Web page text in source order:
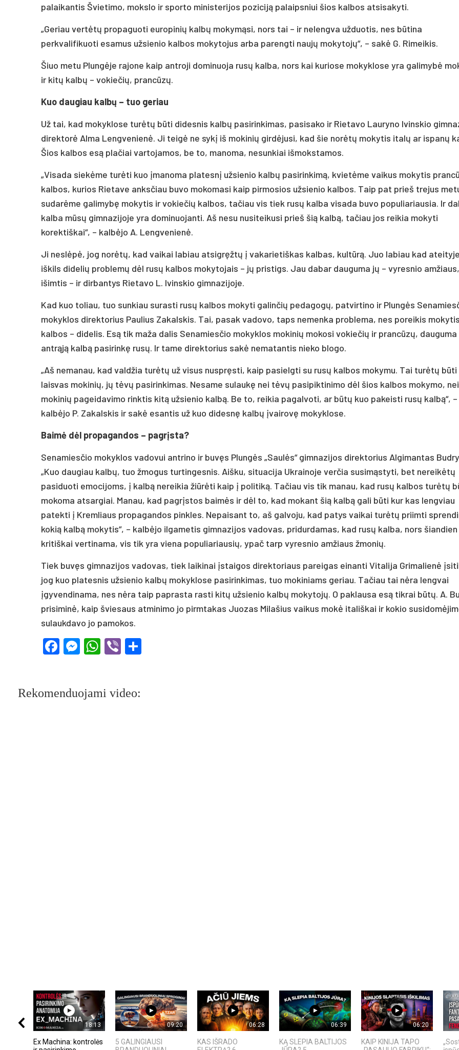
palaikantis Švietimo, mokslo ir sporto ministerijos poziciją palaipsniui šios kalbos atsisakyti.
„Geriau vertėtų propaguoti europinių kalbų mokymąsi, nors tai – ir nelengva užduotis, nes būtina
perkvalifikuoti esamus užsienio kalbos mokytojus arba parengti naujų mokytojų“, – sakė G. Rimeikis.
Šiuo metu Plungėje rajone kaip antroji dominuoja rusų kalba, nors kai kuriose mokyklose yra galimybė
ir kitų kalbų – vokiečių, prancūzų.
Kuo daugiau kalbų – tuo geriau
Už tai, kad mokyklose turėtų būti didesnis kalbų pasirinkimas, pasisako ir Rietavo Lauryno Ivinskio
direktorė Alma Lengvenienė. Ji teigė ne sykį iš mokinių girdėjusi, kad šie norėtų mokytis italų ar ispanų
Šios kalbos esą plačiai vartojamos, be to, manoma, nesunkiai išmokstamos.
„Visada siekėme turėti kuo įmanoma platesnį užsienio kalbų pasirinkimą, kvietėme vaikus mokytis
kalbos, kurios Rietave anksčiau buvo mokomasi kaip pirmosios užsienio kalbos. Taip pat prieš trejus
sudarėme galimybę mokytis ir vokiečių kalbos, tačiau vis tiek rusų kalba visada buvo populiariausia. Ir
kalba mūsų gimnazijoje yra dominuojanti. Aš nesu nusiteikusi prieš šią kalbą, tačiau jos reikia mokyti
korektiškai“, – kalbėjo A. Lengvenienė.
Ji neslėpė, jog norėtų, kad vaikai labiau atsigręžtų į vakarietiškas kalbas, kultūrą. Juo labiau kad ateityje
iškils didelių problemų dėl rusų kalbos mokytojais – jų pristigs. Jau dabar dauguma jų – vyresnio
išimtis – ir dirbantys Rietavo L. Ivinskio gimnazijoje.
Kad kuo toliau, tuo sunkiau surasti rusų kalbos mokyti galinčių pedagogų, patvirtino ir Plungės
mokyklos direktorius Paulius Zakalskis. Tai, pasak vadovo, taps nemenka problema, nes poreikis
kalbos – didelis. Esą tik maža dalis Senamiesčio mokyklos mokinių mokosi vokiečių ir prancūzų, dauguma
antrąją kalbą pasirinkę rusų. Ir tame direktorius sakė nematantis nieko blogo.
„Aš nemanau, kad valdžia turėtų už visus nuspręsti, kaip pasielgti su rusų kalbos mokymu. Tai turėtų būti
laisvas mokinių, jų tėvų pasirinkimas. Nesame sulaukę nei tėvų pasipiktinimo dėl šios kalbos mokymo, nei
mokinių pageidavimo rinktis kitą užsienio kalbą. Be to, reikia pagalvoti, ar būtų kuo pakeisti rusų kalbą“, –
kalbėjo P. Zakalskis ir sakė esantis už kuo didesnę kalbų įvairovę mokyklose.
Baimė dėl propagandos – pagrįsta?
Senamiesčio mokyklos vadovui antrino ir buvęs Plungės „Saulės“ gimnazijos direktorius Algimantas
„Kuo daugiau kalbų, tuo žmogus turtingesnis. Aišku, situacija Ukrainoje verčia susimąstyti, bet nereikėtų
pasiduoti emocijoms, į kalbą nereikia žiūrėti kaip į politiką. Tačiau vis tik manau, kad rusų kalbos turėtų
mokoma atsargiai. Manau, kad pagrįstos baimės ir dėl to, kad mokant šią kalbą gali būti kur kas lengviau
patekti į Kremliaus propagandos pinkles. Nepaisant to, aš galvoju, kad patys vaikai turėtų priimti
kokią kalbą mokytis“, – kalbėjo ilgametis gimnazijos vadovas, pridurdamas, kad rusų kalba, nors
kritiškai vertinama, vis tik yra viena populiariausių, ypač tarp vyresnio amžiaus žmonių.
Tiek buvęs gimnazijos vadovas, tiek laikinai įstaigos direktoriaus pareigas einanti Vitalija Grimalienė
jog kuo platesnis užsienio kalbų mokyklose pasirinkimas, tuo mokiniams geriau. Tačiau tai nėra lengvai
įgyvendinama, nes nėra taip paprasta rasti kitų užsienio kalbų mokytojų. O paklausa esą tikrai būtų. A.
prisiminė, kaip šviesaus atminimo jo pirmtakas Juozas Milašius vaikus mokė itališkai ir kokio
sulaukdavo jo pamokos.
Facebook
Messenger
WhatsApp
Viber
Rekomenduojami video:
18:13
Ex Machina: kontrolės
09:20
5 GALINGIAUSI
06:28
KAS IŠRADO
06:39
KĄ SLEPIA BALTIJOS
06:20
KAIP KINIJA TAPO